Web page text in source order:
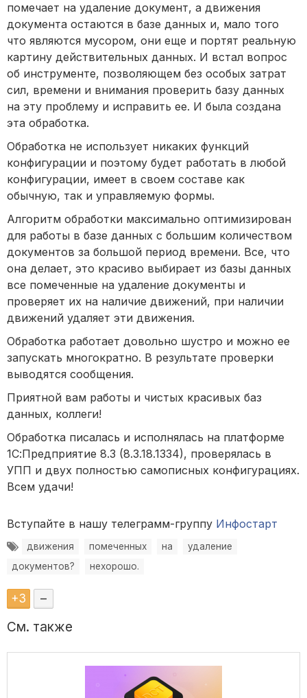
помечает на удаление документ, а движения
документа остаются в базе данных и, мало того
что являются мусором, они еще и портят реальную
картину действительных данных. И встал вопрос
об инструменте, позволяющем без особых затрат
сил, времени и внимания проверить базу данных
на эту проблему и исправить ее. И была создана
эта обработка.
Обработка не использует никаких функций
конфигурации и поэтому будет работать в любой
конфигурации, имеет в своем составе как
обычную, так и управляемую формы.
Алгоритм обработки максимально оптимизирован
для работы в базе данных с большим количеством
документов за большой период времени. Все, что
она делает, это красиво выбирает из базы данных
все помеченные на удаление документы и
проверяет их на наличие движений, при наличии
движений удаляет эти движения.
Обработка работает довольно шустро и можно ее
запускать многократно. В результате проверки
выводятся сообщения.
Приятной вам работы и чистых красивых баз
данных, коллеги!
Обработка писалась и исполнялась на платформе
1С:Предприятие 8.3 (8.3.18.1334), проверялась в
УПП и двух полностью самописных конфигурациях.
Всем удачи!
Вступайте в нашу телеграмм-группу Инфостарт
движения помеченных на
удаление
документов?
нехорошо.
+3 –
См. также